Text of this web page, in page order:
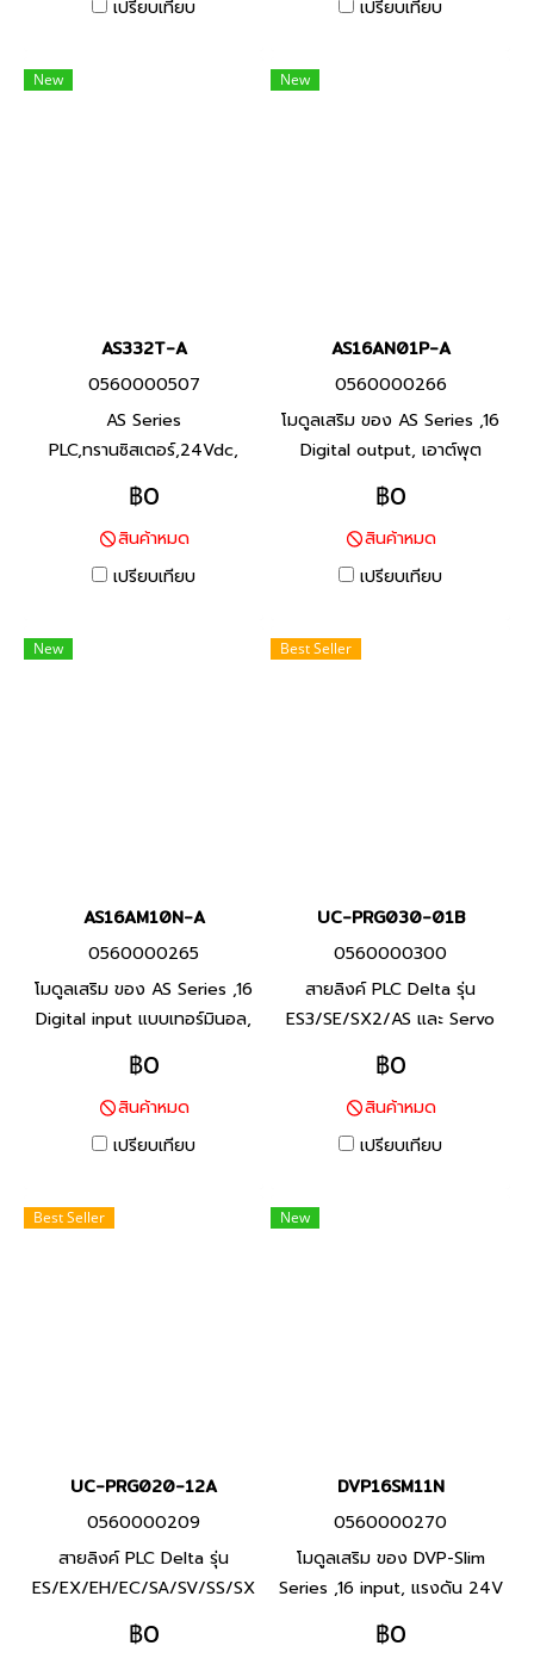
เปรียบเทียบ เปรียบเทียบ
New
AS332T-A
0560000507
AS Series
PLC,ทรานซิสเตอร์,24Vdc,
Product P/N: AS332T-A I/O
Points 16/16, Program
Capacity 128Kstep, Built-in
USB,2 RS-485 Ports and
฿0
สินค้าหมด
เปรียบเทียบ
New
AS16AN01P-A
0560000266
โมดูลเสริม ของ AS Series ,16
Digital output, เอาต์พุต
ทรานซิสเตอร์ PNP, Product
P/N: AS16AN01P-A พีแอลซี
แบรนด์ เดลต้า สินค้าแบรนด์
ไต้หวัน
฿0
สินค้าหมด
เปรียบเทียบ
New
AS16AM10N-A
0560000265
โมดูลเสริม ของ AS Series ,16
Digital input แบบเทอร์มินอล,
แรงดัน 24V (S/S) Product
P/N: AS16AM10N-A พีแอลซี
แบรนด์ เดลต้า สินค้าแบรนด์
ไต้หวัน
฿0
สินค้าหมด
เปรียบเทียบ
Best Seller
UC-PRG030-01B
0560000300
สายลิงค์ PLC Delta รุ่น
ES3/SE/SX2/AS และ Servo
Delta รุ่น ASDA-A3/B3 (Mini
B to USB) Product P/N: UC-
PRG030-01B พีแอลซี แบรนด์
เดลต้า สินค้าแบรนด์ ไต้หวัน
฿0
สินค้าหมด
เปรียบเทียบ
Best Seller
UC-PRG020-12A
0560000209
สายลิงค์ PLC Delta รุ่น
ES/EX/EH/EC/SA/SV/SS/SX
(RS232 to USB) Product
P/N: UC-PRG020-12A พีแอล
฿0
New
DVP16SM11N
0560000270
โมดูลเสริม ของ DVP-Slim
Series ,16 input, แรงดัน 24V
(S/S) Product P/N:
DVP16SM11N พีแอลซี แบรนด์
฿0